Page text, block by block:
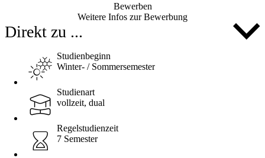
Bewerben
Weitere Infos zur Bewerbung
Direkt zu ...
Studienbeginn
Winter- / Sommersemester
Studienart
vollzeit, dual
Regelstudienzeit
7 Semester